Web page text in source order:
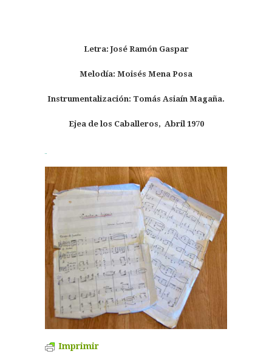
Letra: José Ramón Gaspar
Melodía: Moisés Mena Posa
Instrumentalización: Tomás Asiaín Magaña.
Ejea de los Caballeros, Abril 1970
Imprimir